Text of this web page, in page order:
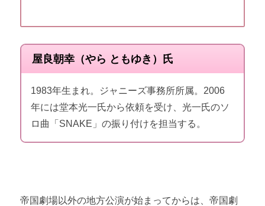
屋良朝幸（やら ともゆき）氏
1983年生まれ。ジャニーズ事務所所属。2006
年には堂本光一氏から依頼を受け、光一氏のソ
ロ曲「SNAKE」の振り付けを担当する。
帝国劇場以外の地方公演が始まってからは、帝国劇